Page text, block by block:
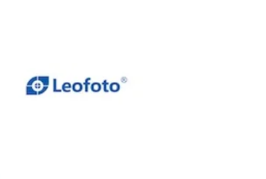
Ccd-Tr511e, Ccd-Tr512e, Ccd-
Ccd-Tr516, Ccd-Tr516e, Ccd-
Ccd-Tr617e, Ccd-Tr618, Ccd-
Ccd-Tr640e, Ccd-Tr67, Ccd-
Ccd-Tr713e, Ccd-Tr716, Ccd-
Ccd-Tr717e, Ccd-Tr718, Ccd-
Ccd-Tr728, Ccd-Tr728e, Ccd-